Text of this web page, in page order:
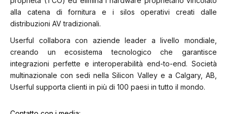
alla catena di fornitura e i silos operativi creati dalle
distribuzioni AV tradizionali.
Userful collabora con aziende leader a livello mondiale,
creando un ecosistema tecnologico che garantisce
integrazioni perfette e interoperabilità end-to-end. Società
multinazionale con sedi nella Silicon Valley e a Calgary, AB,
Userful supporta clienti in più di 100 paesi in tutto il mondo.